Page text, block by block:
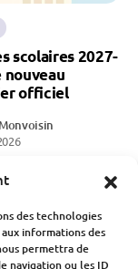
des technologies
informations des
permettra de
navigation ou les ID
scolaires 2027-
nouveau
officiel